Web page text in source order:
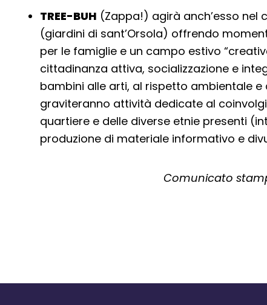
TREE-BUH (Zappa!) agirà anch’esso
(giardini di sant’Orsola) offrendo
per le famiglie e un campo estivo
cittadinanza attiva, socializzazione e
bambini alle arti, al rispetto ambientale
graviteranno attività dedicate al
quartiere e delle diverse etnie presenti
produzione di materiale informativo e
Comunicato